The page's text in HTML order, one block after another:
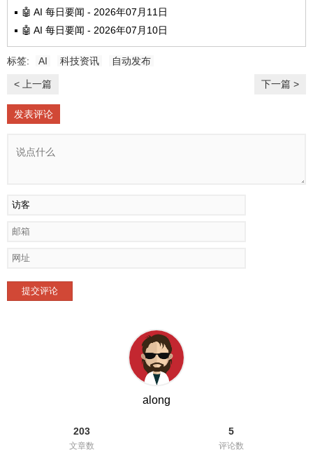
🤖 AI 每日要闻 - 2026年07月11日
🤖 AI 每日要闻 - 2026年07月10日
标签: AI 科技资讯 自动发布
< 上一篇 下一篇 >
发表评论
提交评论
along
203
文章数
5
评论数